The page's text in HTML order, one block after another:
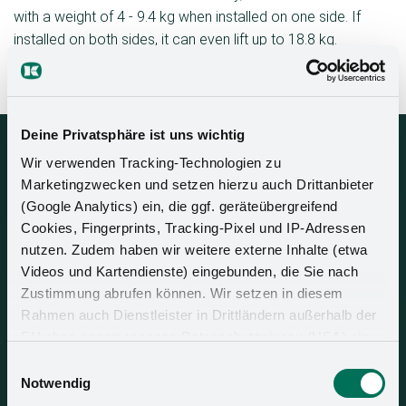
Deine Privatsphäre ist uns wichtig
Wir verwenden Tracking-Technologien zu
Marketingzwecken und setzen hierzu auch Drittanbieter
(Google Analytics) ein, die ggf. geräteübergreifend
Cookies, Fingerprints, Tracking-Pixel und IP-Adressen
nutzen. Zudem haben wir weitere externe Inhalte (etwa
Videos und Kartendienste) eingebunden, die Sie nach
Zustimmung abrufen können. Wir setzen in diesem
Rahmen auch Dienstleister in Drittländern außerhalb der
zu Sicherheits- und Überwachungszwecken zugreifen,
Notwendig
with a weight of 4 - 9.4 kg when installed on one side. If
installed on both sides, it can even lift up to 18.8 kg.
ClickFixx technology makes installation simple: the push-on
installation principle works without tools.